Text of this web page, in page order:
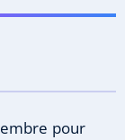
pour